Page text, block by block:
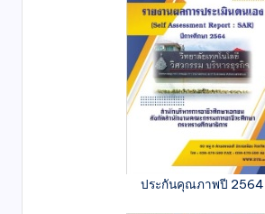
ประกันคุณภาพปี 2564